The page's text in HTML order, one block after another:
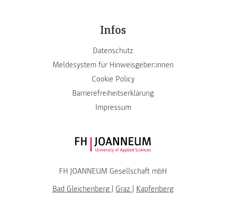
Infos
Datenschutz
Meldesystem für Hinweisgeber:innen
Cookie Policy
Barrierefreiheitserklärung
Impressum
FH JOANNEUM Logo
FH JOANNEUM Gesellschaft mbH
Bad Gleichenberg
Graz
Kapfenberg